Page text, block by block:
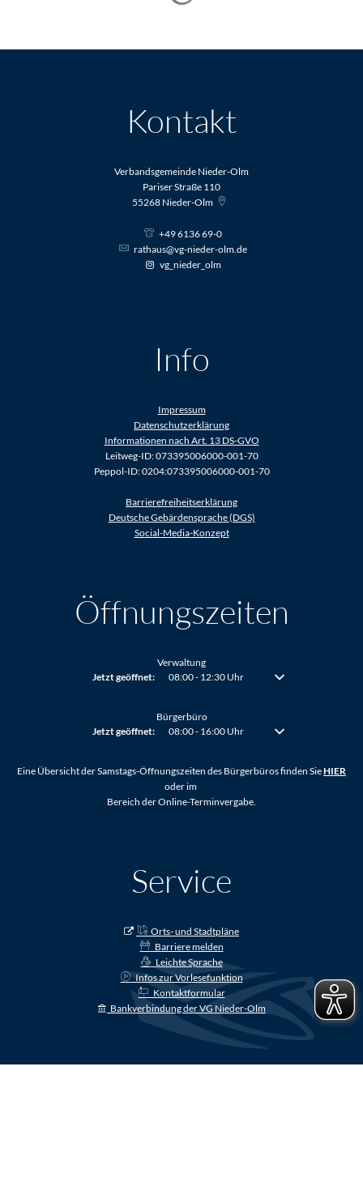
Kontakt
Verbandsgemeinde Nieder-Olm
Pariser Straße 110
55268 Nieder-Olm
+49 6136 69-0
rathaus@vg-nieder-olm.de
vg_nieder_olm
Info
Impressum
Datenschutzerklärung
Informationen nach Art. 13 DS-GVO
Leitweg-ID: 073395006000-001-70
Peppol-ID: 0204:073395006000-001-70
Barrierefreiheitserklärung
Deutsche Gebärdensprache (DGS)
Social-Media-Konzept
Öffnungszeiten
Verwaltung
Klicken, um weitere Öffnungs- oder Schließzeiten auszublenden
Jetzt geöffnet: 08:00- 12:30Uhr Von 08:00 bis 12:30
Bürgerbüro
Klicken, um weitere Öffnungs- oder Schließzeiten auszublenden
Jetzt geöffnet: 08:00- 16:00Uhr Von 08:00 bis 16:00
Eine Übersicht der Samstags-Öffnungszeiten des Bürgerbüros finden SieHIER
oder im
Bereich der Online-Terminvergabe.
Service
Orts- und Stadtpläne
Barriere melden
Leichte Sprache
Infos zur Vorlesefunktion
Kontaktformular
Bankverbindung der VG Nieder-Olm